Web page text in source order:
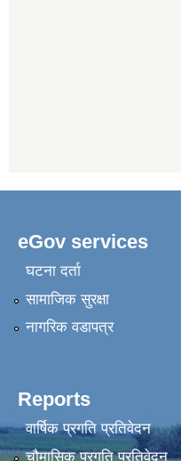
eGov services
घटना दर्ता
सामाजिक सुरक्षा
नागरिक वडापत्र
Reports
वार्षिक प्रगति प्रतिवेदन
चौमासिक प्रगति प्रतिवेदन